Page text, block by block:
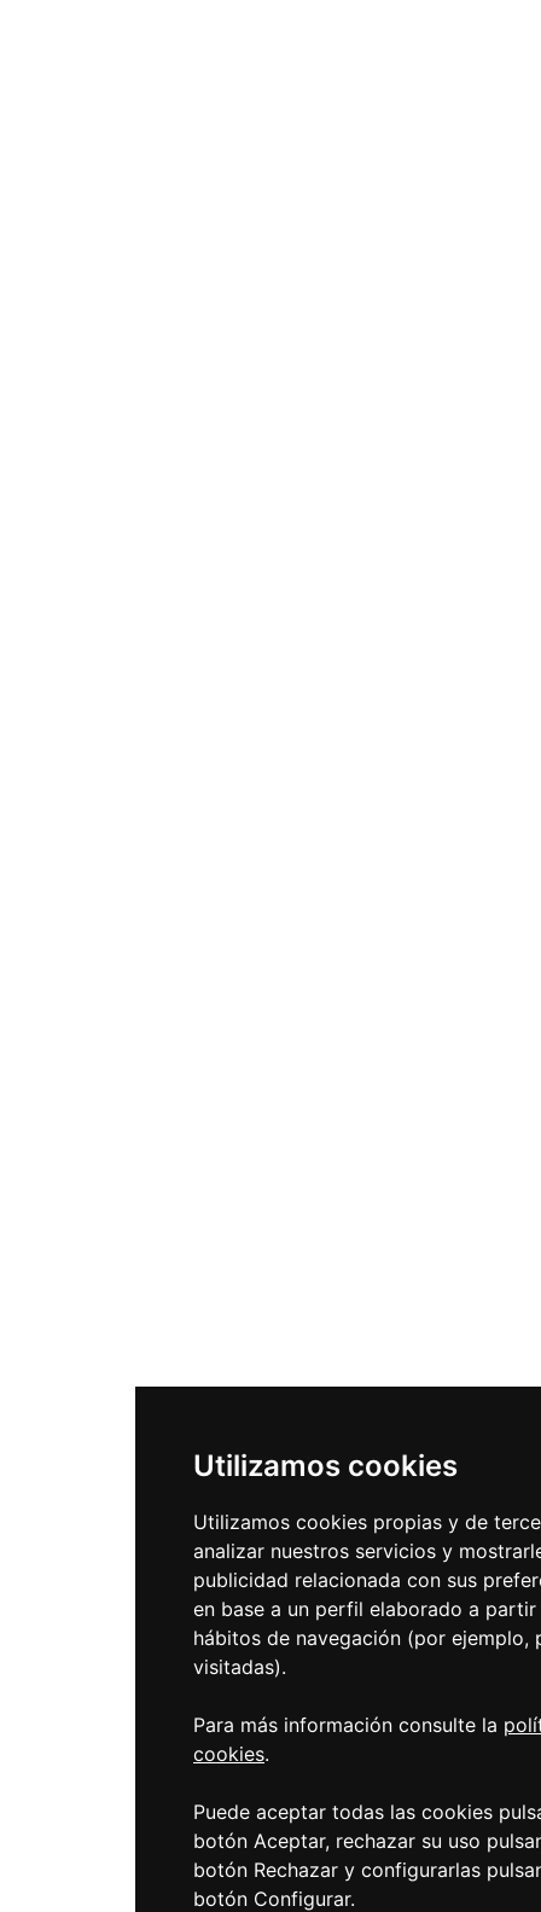
Utilizamos cookies
Utilizamos cookies propias y de
analizar nuestros servicios y
publicidad relacionada con sus
en base a un perfil elaborado a partir
hábitos de navegación (por ejemplo,
visitadas).
Para más información consulte la
cookies.
Puede aceptar todas las cookies
botón Aceptar, rechazar su uso
botón Rechazar y configurarlas
botón Configurar.